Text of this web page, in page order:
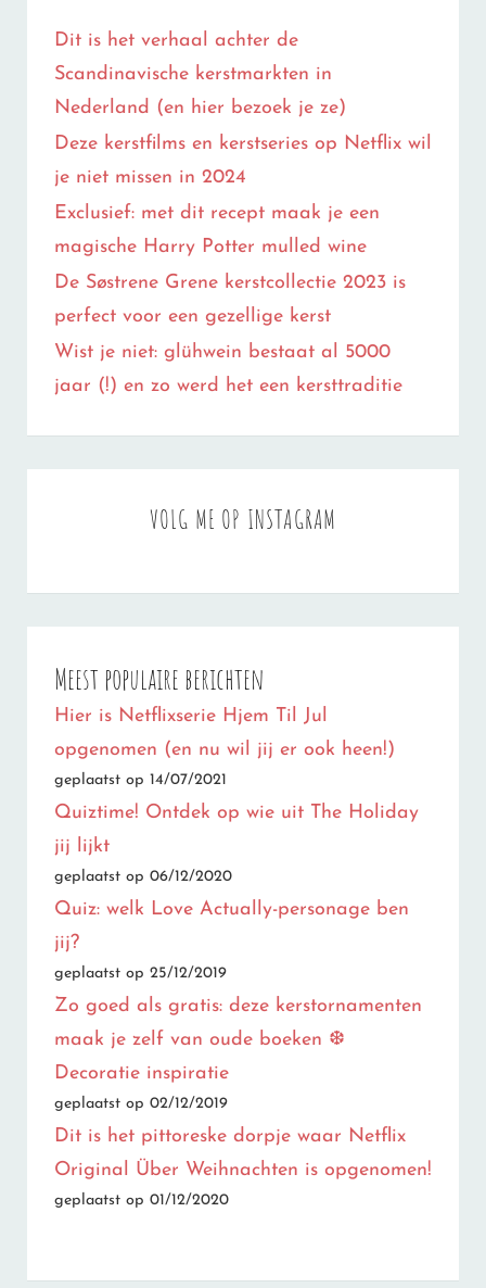
Dit is het verhaal achter de
Scandinavische kerstmarkten in
Nederland (en hier bezoek je ze)
Deze kerstfilms en kerstseries op Netflix wil
je niet missen in 2024
Exclusief: met dit recept maak je een
magische Harry Potter mulled wine
De Søstrene Grene kerstcollectie 2023 is
perfect voor een gezellige kerst
Wist je niet: glühwein bestaat al 5000
jaar (!) en zo werd het een kersttraditie
VOLG ME OP INSTAGRAM
Meest populaire berichten
Hier is Netflixserie Hjem Til Jul
opgenomen (en nu wil jij er ook heen!)
geplaatst op 14/07/2021
Quiztime! Ontdek op wie uit The Holiday
jij lijkt
geplaatst op 06/12/2020
Quiz: welk Love Actually-personage ben
jij?
geplaatst op 25/12/2019
Zo goed als gratis: deze kerstornamenten
maak je zelf van oude boeken ❆
Decoratie inspiratie
geplaatst op 02/12/2019
Dit is het pittoreske dorpje waar Netflix
Original Über Weihnachten is opgenomen!
geplaatst op 01/12/2020